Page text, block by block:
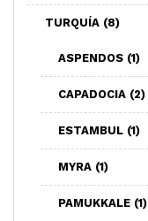
TURQUÍA (8)
ASPENDOS (1)
CAPADOCIA (2)
ESTAMBUL (1)
MYRA (1)
PAMUKKALE (1)